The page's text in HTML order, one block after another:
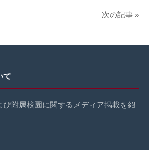
次の記事 »
て
び附属校園に関するメディア掲載を紹